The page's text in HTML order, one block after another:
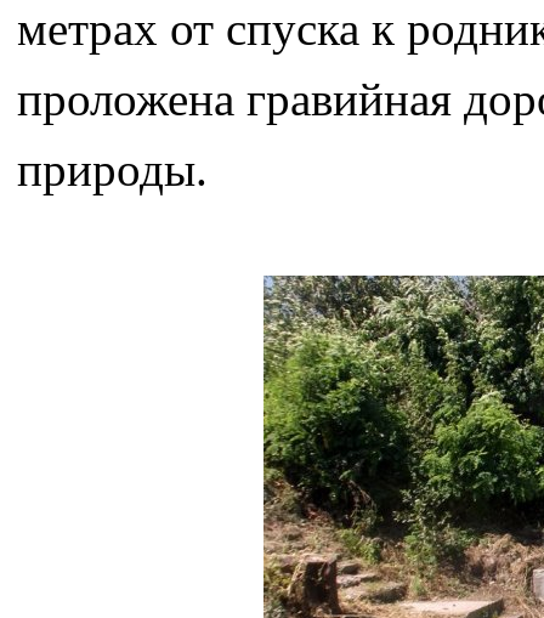
метрах от спуска к
проложена гравийная
природы.